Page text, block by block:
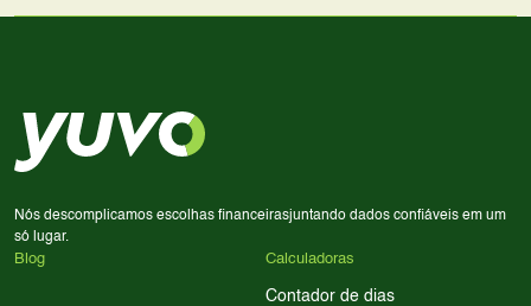
processador e bateria são essenciais. Use nossos filtros
para encontrar o celular ideal.
Nós descomplicamos escolhas financeirasjuntando dados confiáveis em um
só lugar.
Blog Calculadoras
Contador de dias